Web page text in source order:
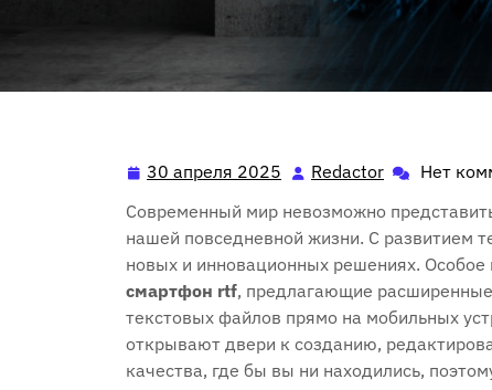
30 апреля 2025 30
2025
Redactor Redactor
Нет
Современный мир невозможно
нашей повседневной жизни. С развитием
новых и инновационных решениях.
смартфон rtf‚ предлагающие
текстовых файлов прямо на мобильных
открывают двери к созданию‚
качества‚ где бы вы ни находились‚